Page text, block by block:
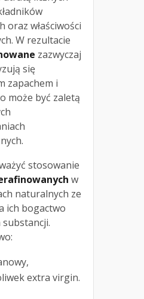
oraz właściwości
W rezultacie
zazwyczaj
się
zapachem i
może być zaletą
stosowanie
w
naturalnych ze
ich bogactwo
extra virgin.